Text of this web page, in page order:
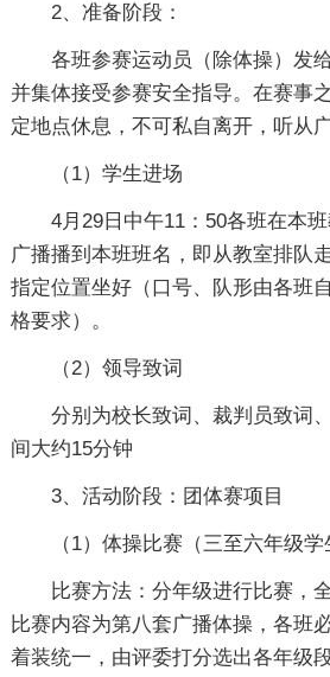
2、准备阶段：
各班参赛运动员（除体操）发
并集体接受参赛安全指导。在赛事
定地点休息，不可私自离开，听从
（1）学生进场
4月29日中午11：50各班在本
广播播到本班班名，即从教室排队
指定位置坐好（口号、队形由各班
格要求）。
（2）领导致词
分别为校长致词、裁判员致词
间大约15分钟
3、活动阶段：团体赛项目
（1）体操比赛（三至六年级学
比赛方法：分年级进行比赛，
比赛内容为第八套广播体操，各班
着装统一，由评委打分选出各年级